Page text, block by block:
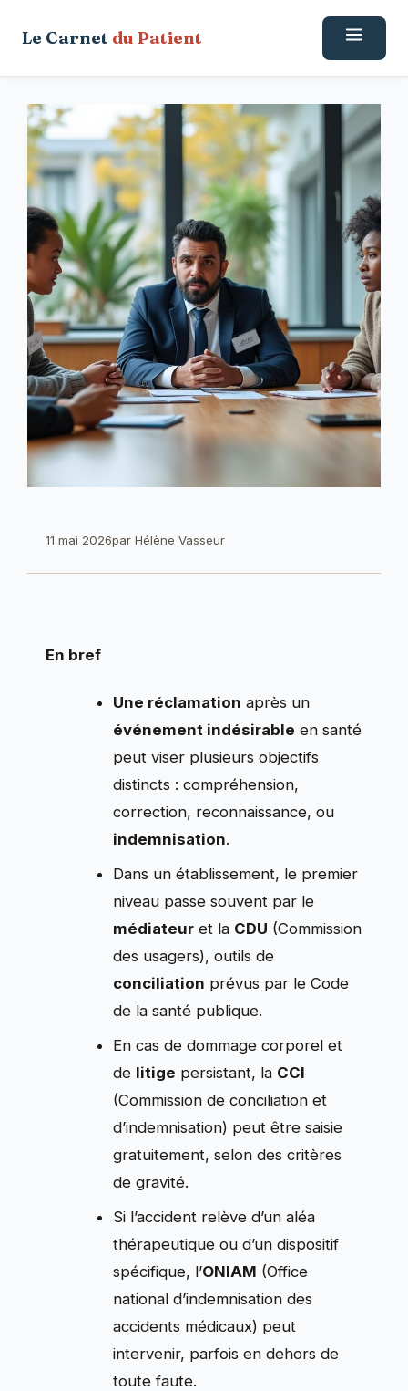
Le Carnet du Patient
11 mai 2026par Hélène Vasseur
En bref
Une réclamation après un
événement indésirable en santé
peut viser plusieurs objectifs
distincts : compréhension,
correction, reconnaissance, ou
indemnisation.
Dans un établissement, le premier
niveau passe souvent par le
médiateur et la CDU (Commission
des usagers), outils de
conciliation prévus par le Code
de la santé publique.
En cas de dommage corporel et
de litige persistant, la CCI
(Commission de conciliation et
d’indemnisation) peut être saisie
gratuitement, selon des critères
de gravité.
Si l’accident relève d’un aléa
thérapeutique ou d’un dispositif
spécifique, l’ONIAM (Office
national d’indemnisation des
accidents médicaux) peut
intervenir, parfois en dehors de
toute faute.